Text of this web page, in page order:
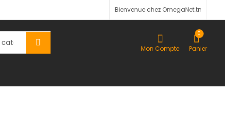
Bienvenue chez OmegaNet.tn
Mon Compte
0
Panier